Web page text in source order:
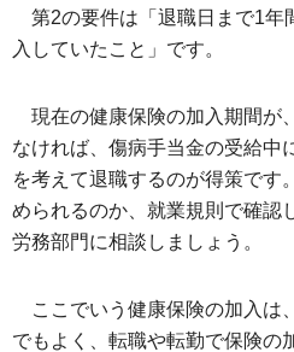
第2の要件は「退職日まで1年
入していたこと」です。
現在の健康保険の加入期間が
なければ、傷病手当金の受給中
を考えて退職するのが得策です
められるのか、就業規則で確認
労務部門に相談しましょう。
ここでいう健康保険の加入は
でもよく、転職や転勤で保険の